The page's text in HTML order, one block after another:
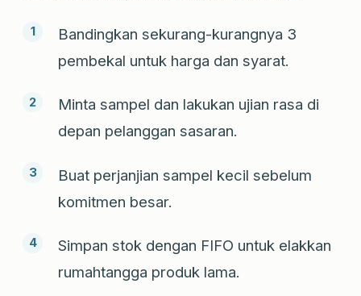
Bandingkan sekurang-kurangnya 3
pembekal untuk harga dan syarat.
Minta sampel dan lakukan ujian rasa di
depan pelanggan sasaran.
Buat perjanjian sampel kecil sebelum
komitmen besar.
Simpan stok dengan FIFO untuk elakkan
rumahtangga produk lama.